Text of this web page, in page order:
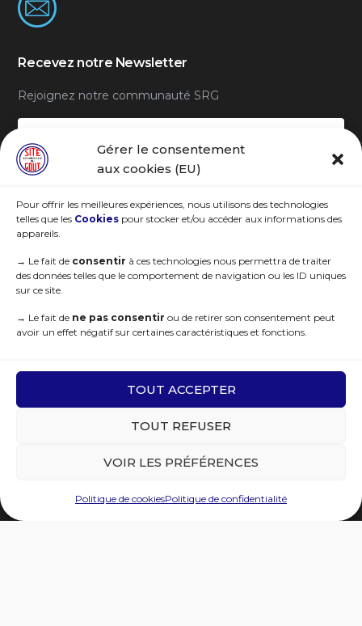
Gérer le consentement
aux cookies (EU)
Pour offrir les meilleures expériences, nous utilisons des technologies
telles que les Cookies pour stocker et/ou accéder aux informations des
appareils.
→ Le fait de consentir à ces technologies nous permettra de traiter
des données telles que le comportement de navigation ou les ID uniques
sur ce site.
→ Le fait de ne pas consentir ou de retirer son consentement peut
avoir un effet négatif sur certaines caractéristiques et fonctions.
TOUT ACCEPTER
TOUT REFUSER
VOIR LES PRÉFÉRENCES
Politique de cookiesPolitique de confidentialité
Recevez notre Newsletter
Rejoignez notre communauté SRG
Je m'abonne
© 2021 Sites Remarquables du Goût. Tous droits réservés | Deisgned by